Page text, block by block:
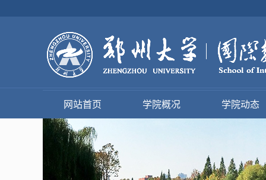
网站首页 学院概况 学院动态